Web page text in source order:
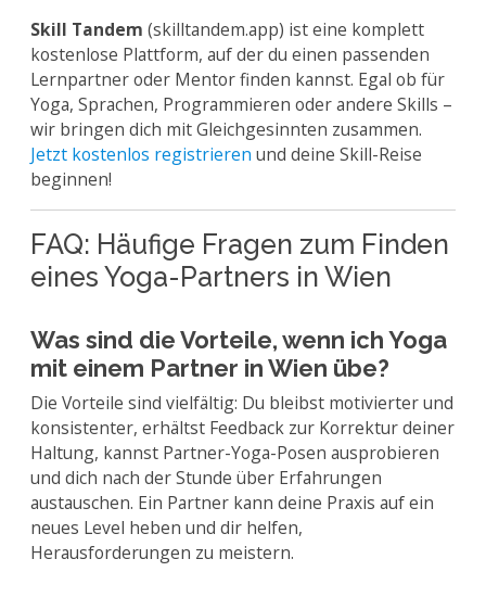
Skill Tandem (skilltandem.app) ist eine komplett
kostenlose Plattform, auf der du einen passenden
Lernpartner oder Mentor finden kannst. Egal ob für
Yoga, Sprachen, Programmieren oder andere Skills –
wir bringen dich mit Gleichgesinnten zusammen.
Jetzt kostenlos registrieren und deine Skill-Reise
beginnen!
FAQ: Häufige Fragen zum Finden
eines Yoga-Partners in Wien
Was sind die Vorteile, wenn ich Yoga
mit einem Partner in Wien übe?
Die Vorteile sind vielfältig: Du bleibst motivierter und
konsistenter, erhältst Feedback zur Korrektur deiner
Haltung, kannst Partner-Yoga-Posen ausprobieren
und dich nach der Stunde über Erfahrungen
austauschen. Ein Partner kann deine Praxis auf ein
neues Level heben und dir helfen,
Herausforderungen zu meistern.